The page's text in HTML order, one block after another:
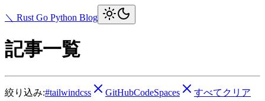
＼ Rust Go Python Blog
記事一覧
絞り込み:#tailwindcss GitHubCodeSpaces すべてクリア